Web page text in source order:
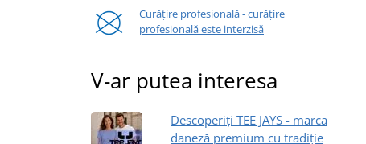
Curățire profesională - curățire
profesională este interzisă
V-ar putea interesa
Descoperiți TEE JAYS - marca
daneză premium cu tradiție